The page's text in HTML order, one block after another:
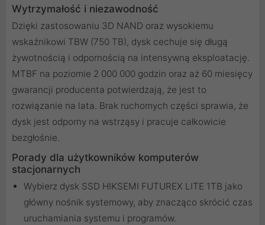
Wytrzymałość i niezawodność
Dzięki zastosowaniu 3D NAND oraz wysokiemu
wskaźnikowi TBW (750 TB), dysk cechuje się długą
żywotnością i odpornością na intensywną eksploatację.
MTBF na poziomie 2 000 000 godzin oraz aż 60 miesięcy
gwarancji producenta potwierdzają, że jest to
rozwiązanie na lata. Brak ruchomych części sprawia, że
dysk jest odporny na wstrząsy i pracuje całkowicie
bezgłośnie.
Porady dla użytkowników komputerów
stacjonarnych
Wybierz dysk SSD HIKSEMI FUTUREX LITE 1TB jako
główny nośnik systemowy, aby znacząco skrócić czas
uruchamiania systemu i programów.